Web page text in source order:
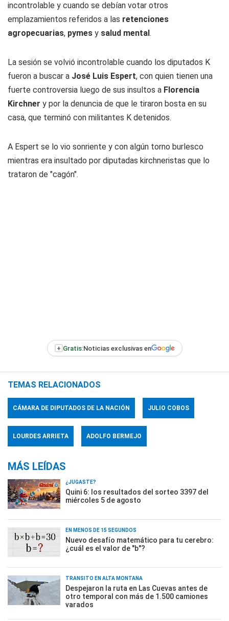
incontrolable y cuando se debían votar otros
emplazamientos referidos a las retenciones
agropecuarias, pymes y salud mental.
La sesión se volvió incontrolable cuando los diputados K
fueron a buscar a José Luis Espert, con quien tienen una
fuerte controversia luego de sus insultos a Florencia
Kirchner y por la denuncia de que le tiraron bosta en su
casa, que terminó con militantes K detenidos.
A Espert se lo vio sonriente y con algún torno burlesco
mientras era insultado por diputadas kirchneristas que lo
trataron de "cagón".
+ Gratis:Noticias exclusivas en
TEMAS RELACIONADOS
CÁMARA DE DIPUTADOS DE LA NACIÓN JULIO COBOS
LOURDES ARRIETA ADOLFO BERMEJO
MÁS LEÍDAS
¿JUGASTE?
Quini 6: los resultados del sorteo 3397 del
miércoles 5 de agosto
EN MENOS DE 15 SEGUNDOS
Nuevo desafío matemático para tu cerebro:
¿cuál es el valor de "b"?
TRÁNSITO EN ALTA MONTAÑA
Despejaron la ruta en Las Cuevas antes de
otro temporal con más de 1.500 camiones
varados